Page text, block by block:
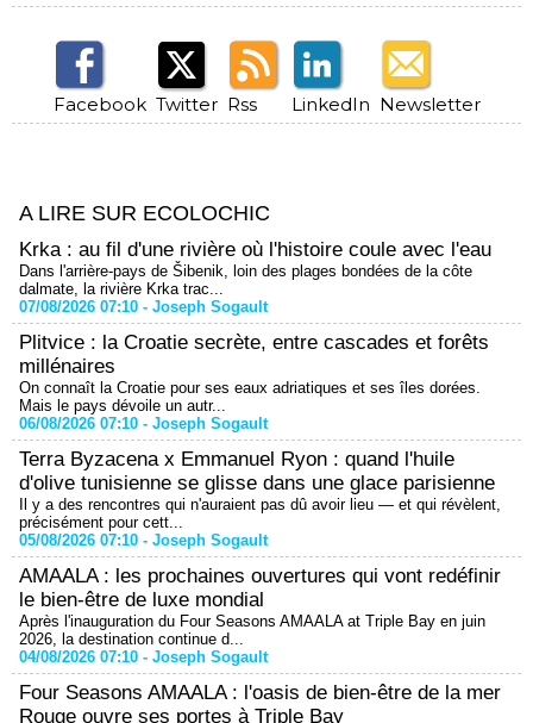
Facebook Twitter Rss LinkedIn Newsletter
A LIRE SUR ECOLOCHIC
Krka : au fil d'une rivière où l'histoire coule avec l'eau
Dans l'arrière-pays de Šibenik, loin des plages bondées de la côte
dalmate, la rivière Krka trac...
07/08/2026 07:10 - Joseph Sogault
Plitvice : la Croatie secrète, entre cascades et forêts
millénaires
On connaît la Croatie pour ses eaux adriatiques et ses îles dorées.
Mais le pays dévoile un autr...
06/08/2026 07:10 - Joseph Sogault
Terra Byzacena x Emmanuel Ryon : quand l'huile
d'olive tunisienne se glisse dans une glace parisienne
Il y a des rencontres qui n'auraient pas dû avoir lieu — et qui révèlent,
précisément pour cett...
05/08/2026 07:10 - Joseph Sogault
AMAALA : les prochaines ouvertures qui vont redéfinir
le bien-être de luxe mondial
Après l'inauguration du Four Seasons AMAALA at Triple Bay en juin
2026, la destination continue d...
04/08/2026 07:10 - Joseph Sogault
Four Seasons AMAALA : l'oasis de bien-être de la mer
Rouge ouvre ses portes à Triple Bay